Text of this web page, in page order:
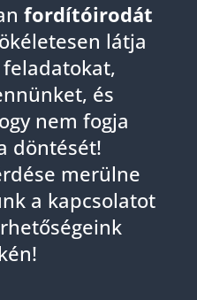
fordítóirodát
látja
és
nem fogja
döntését!
merülne
a kapcsolatot